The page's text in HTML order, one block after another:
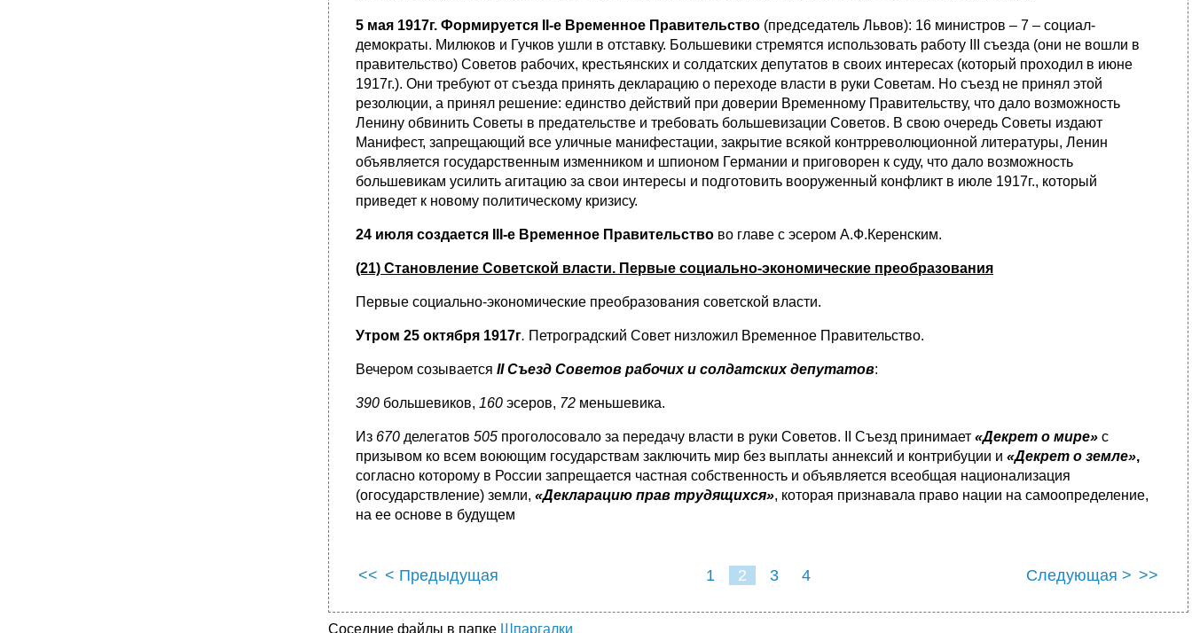
5 мая 1917г. Формируется -е Временное Правительство (председатель Львов): 16 министров – 7 – социал-
демократы. Милюков и Гучков ушли в отставку. Большевики стремятся использовать работу III съезда (они не вошли в
правительство) Советов рабочих, крестьянских и солдатских депутатов в своих интересах (который проходил в июне
1917г.). Они требуют от съезда принять декларацию о переходе власти в руки Советам. Но съезд не принял этой
резолюции, а принял решение: единство действий при доверии Временному Правительству, что дало возможность
Ленину обвинить Советы в предательстве и требовать большевизации Советов. В свою очередь Советы издают
Манифест, запрещающий все уличные манифестации, закрытие всякой контрреволюционной литературы, Ленин
объявляется государственным изменником и шпионом Германии и приговорен к суду, что дало возможность
большевикам усилить агитацию за свои интересы и подготовить вооруженный конфликт в июле 1917г., который
приведет к новому политическому кризису.
24 июля создается -е Временное Правительство во главе с эсером А.Ф.Керенским.
(21) Становление Советской власти. Первые социально-экономические преобразования
Первые социально-экономические преобразования советской власти.
Утром 25 октября 1917г. Петроградский Совет низложил Временное Правительство.
Вечером созывается IIСъезд Советов рабочих и солдатских депутатов:
390 большевиков, 160 эсеров, 72 меньшевика.
Из 670 делегатов 505 проголосовало за передачу власти в руки Советов. II Съезд принимает «Декрет о мире» с
призывом ко всем воюющим государствам заключить мир без выплаты аннексий и контрибуции и «Декрет о земле»,
согласно которому в России запрещается частная собственность и объявляется всеобщая национализация
(огосударствление) земли, «Декларацию прав трудящихся», которая признавала право нации на самоопределение,
на ее основе в будущем
<< < Предыдущая 1 2 3 4 Следующая > >>
Соседние файлы в папке Шпаргалки